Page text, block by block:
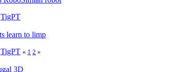
TigPT
learn to limp
TigPT « 1 2 »
3D